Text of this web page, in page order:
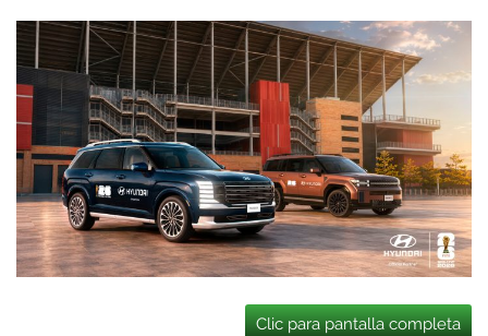
Clic para pantalla completa